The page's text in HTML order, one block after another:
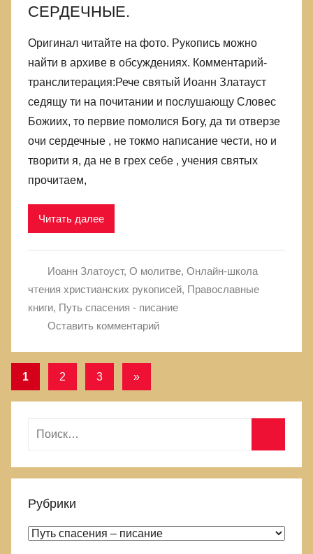
СЕРДЕЧНЫЕ.
Оригинал читайте на фото. Рукопись можно
найти в архиве в обсуждениях. Комментарий-
транслитерация:Рече святый Иоанн Златауст
седящу ти на почитании и послушающу Словес
Божиих, то первие помолися Богу, да ти отверзе
очи сердечные , не токмо написание чести, но и
творити я, да не в грех себе , учения святых
прочитаем,
Читать далее
Иоанн Златоуст, О молитве, Онлайн-школа
чтения христианских рукописей, Православные
книги, Путь спасения - писание
Оставить комментарий
Навигация
записям
1 2 3
Следующие
»
й
и
:
о
к
Рубрики
Р